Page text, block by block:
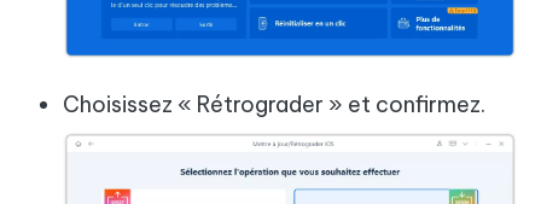
Choisissez « Rétrograder » et confirmez.